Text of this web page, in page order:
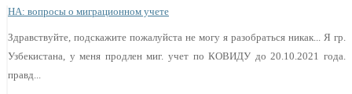
НА: вопросы о миграционном учете
Здравствуйте, подскажите пожалуйста не могу я разобраться никак... Я гр.
Узбекистана, у меня продлен миг. учет по КОВИДУ до 20.10.2021 года.
правд...